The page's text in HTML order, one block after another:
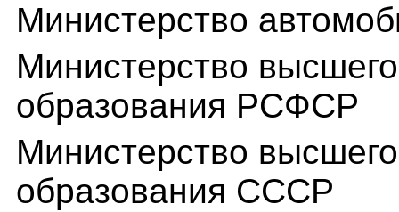
Министерство
Министерство
образования РСФСР
Министерство
образования СССР